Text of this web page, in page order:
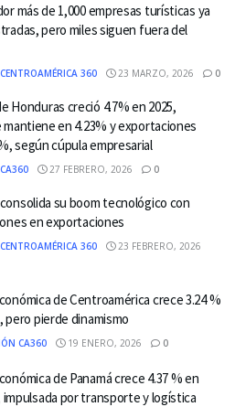
más de 1,000 empresas turísticas ya
pero miles siguen fuera del
360 23 MARZO, 2026 0
Honduras creció 4.7% en 2025,
en 4.23% y exportaciones
según cúpula empresarial
27 FEBRERO, 2026 0
su boom tecnológico con
en exportaciones
360
23 FEBRERO, 2026
de Centroamérica crece 3.24 %
pierde dinamismo
CA360 19 ENERO, 2026 0
de Panamá crece 4.37 % en
por transporte y logística